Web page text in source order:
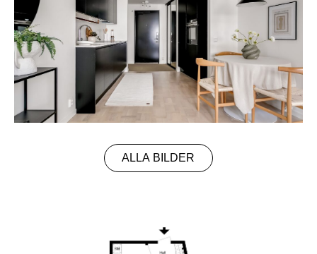
ALLA BILDER